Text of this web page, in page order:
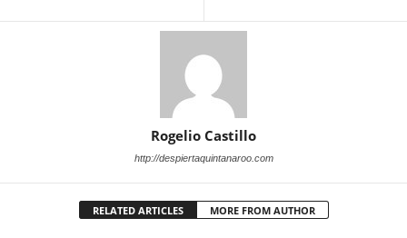
Rogelio Castillo
http://despiertaquintanaroo.com
RELATED ARTICLES MORE FROM AUTHOR